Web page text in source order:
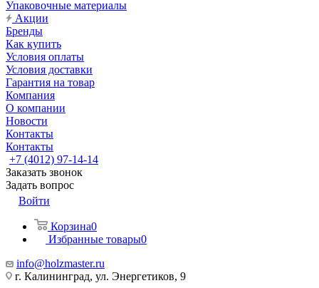
Упаковочные материалы
Акции
Бренды
Как купить
Условия оплаты
Условия доставки
Гарантия на товар
Компания
О компании
Новости
Контакты
Контакты
+7 (4012) 97-14-14
Заказать звонок
Задать вопрос
Войти
Корзина0
Избранные товары0
info@holzmaster.ru
г. Калининград, ул. Энергетиков, 9